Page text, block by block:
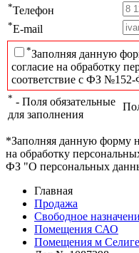
*Телефон
*E-mail
*Заполняя данную
согласие на обработку
соответствие с ФЗ
* - Поля обязательные
для заполнения
*Заполняя данную форму
на обработку
ФЗ "О персональных
Главная
Продажа
Свободное
Помещения САО
Помещения м